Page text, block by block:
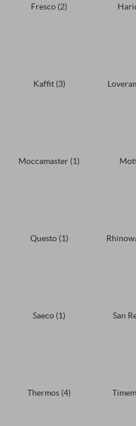
Fresco (2)
Kaffit (3)
Moccamaster (1)
Questo (1)
Saeco (1) San
Thermos (4)